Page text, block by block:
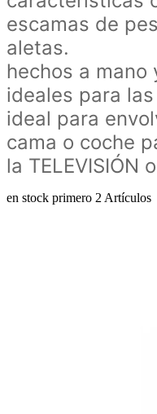
escamas de
aletas.
hechos a mano
ideales para
ideal para
cama o coche
la TELEVISIÓN
en stock primero 2 Artículos